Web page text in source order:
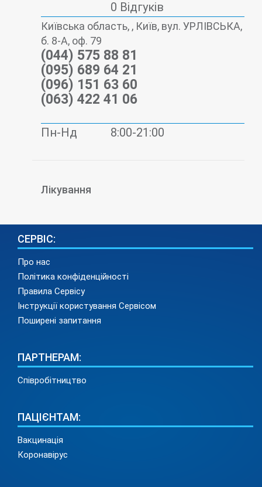
0 Відгуків
Київська область, , Київ, вул. УРЛІВСЬКА,
б. 8-А, оф. 79
(044) 575 88 81
(095) 689 64 21
(096) 151 63 60
(063) 422 41 06
Пн-Нд 8:00-21:00
Лікування
СЕРВІС:
Про нас
Політика конфіденційності
Правила Сервісу
Інструкції користування Сервісом
Поширені запитання
ПАРТНЕРАМ:
Співробітництво
ПАЦІЄНТАМ:
Вакцинація
Коронавірус